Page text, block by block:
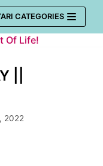
CATEGORIES
Of Life!
||
2022